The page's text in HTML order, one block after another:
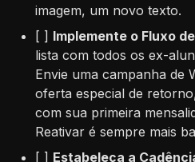
imagem, um novo texto.
[ ] Implemente o Fluxo
lista com todos os ex-
Envie uma campanha de
oferta especial de
com sua primeira
Reativar é sempre mais
[ ] Estabeleça a